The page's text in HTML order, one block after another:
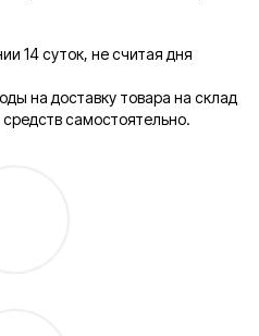
14 суток, не считая дня
на доставку товара на склад
самостоятельно.